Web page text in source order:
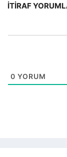
İTIRAF
0 YORUM